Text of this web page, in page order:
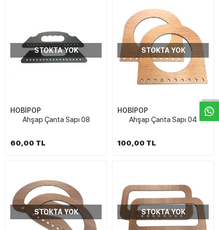
W
h
t
s
a
p
p
D
e
s
e
H
a
t
t
STOKTA YOK
HOBİPOP
Ahşap Çanta Sapı 08
60,00 TL
STOKTA YOK
HOBİPOP
Ahşap Çanta Sapı 04
100,00 TL
STOKTA YOK STOKTA YOK